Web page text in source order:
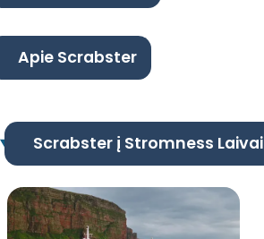
Apie Scrabster
Scrabster į Stromness Laivai